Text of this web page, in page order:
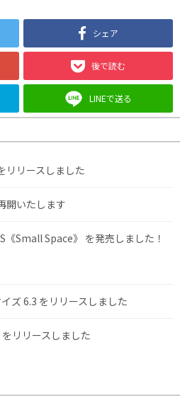
シェア
後で読む
LINEで送る
リリースしました
開いたします
《Small Space》 を発売しました！
ズ 6.3 をリリースしました
リリースしました